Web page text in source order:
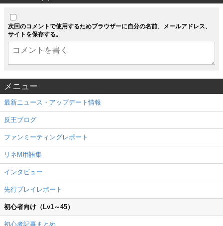
次回のコメントで使用するためブラウザーに自分の名前、メールアドレス、
サイトを保存する。
メニュー
最新ニュース・アップデート情報
反王ブログ
ファンミーティングレポート
リネM用語集
インタビュー
先行プレイレポート
初心者向け（Lv1～45）
初心者記事まとめ